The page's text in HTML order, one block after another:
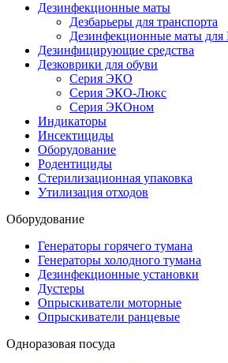
Дезинфекционные маты
Дезбарьеры для транспорта
Дезинфекционные маты
Дезинфицирующие средства
Дезковрики для обуви
Серия ЭКО
Серия ЭКО-Люкс
Серия ЭКОном
Индикаторы
Инсектициды
Оборудование
Родентициды
Стерилизационная упаковка
Утилизация отходов
Оборудование
Генераторы горячего тумана
Генераторы холодного тумана
Дезинфекционные установки
Дустеры
Опрыскиватели моторные
Опрыскиватели ранцевые
Одноразовая посуда